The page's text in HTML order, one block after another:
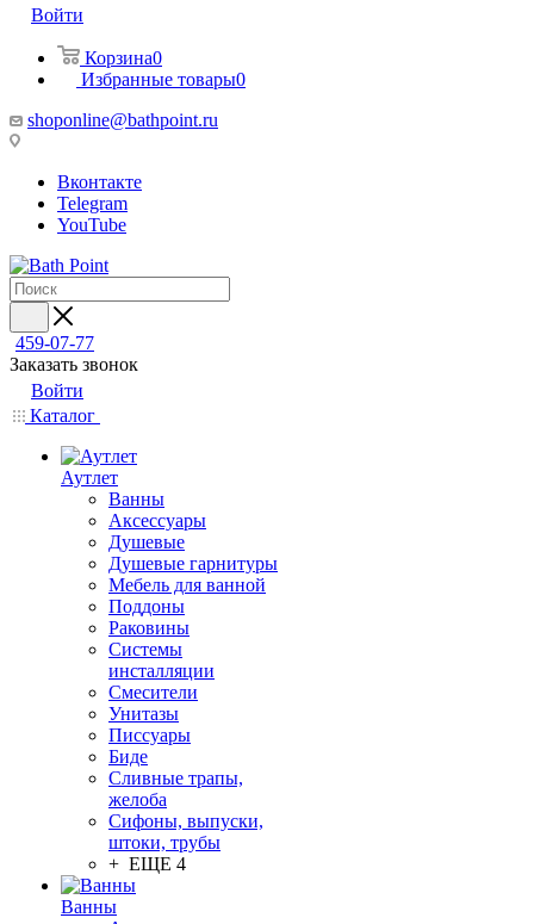
Войти
Корзина0
Избранные товары0
shoponline@bathpoint.ru
Вконтакте
Telegram
YouTube
459-07-77
Заказать звонок
Войти
Каталог
Аутлет
Ванны
Аксессуары
Душевые
Душевые гарнитуры
Мебель для ванной
Поддоны
Раковины
Системы
инсталляции
Смесители
Унитазы
Писсуары
Биде
Сливные трапы,
желоба
Сифоны, выпуски,
штоки, трубы
+ ЕЩЕ 4
Ванны